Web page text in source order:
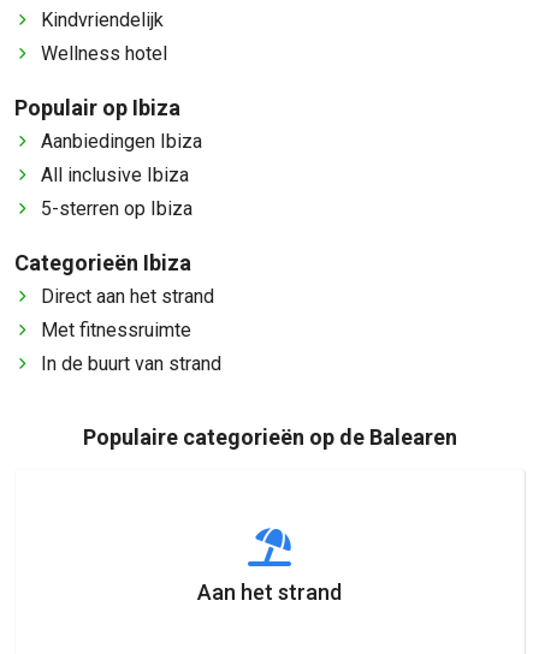
Kindvriendelijk
Wellness hotel
Populair op Ibiza
Aanbiedingen Ibiza
All inclusive Ibiza
5-sterren op Ibiza
Categorieën Ibiza
Direct aan het strand
Met fitnessruimte
In de buurt van strand
Populaire categorieën op de Balearen
Aan het strand